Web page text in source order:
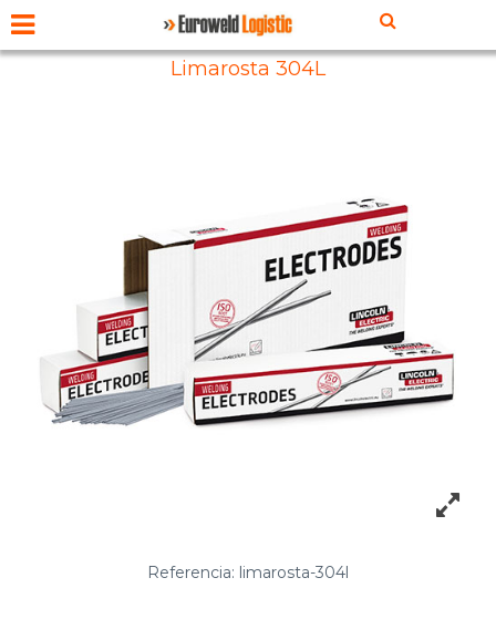
Limarosta 304L
Referencia: limarosta-304l